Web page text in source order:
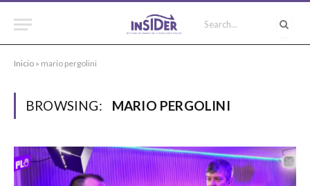
Inicio » mario pergolini
BROWSING: MARIO PERGOLINI